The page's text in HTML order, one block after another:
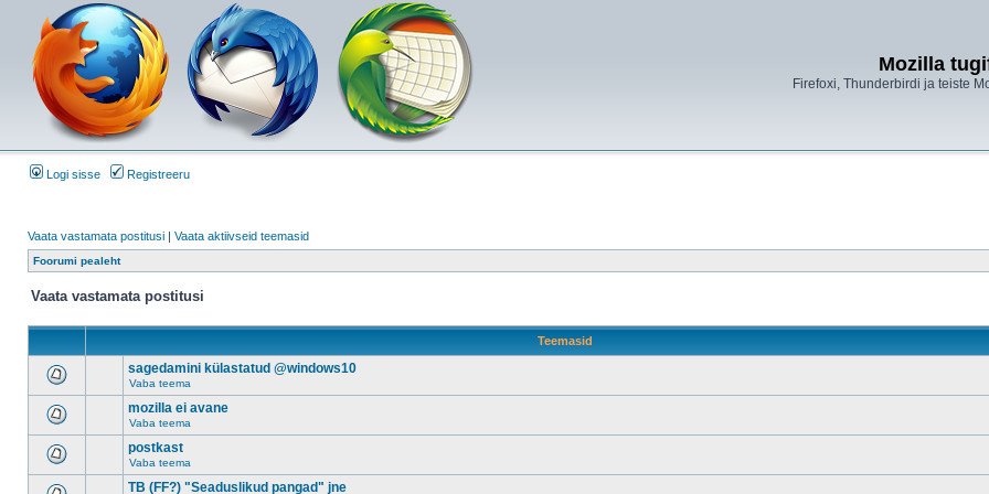
Mozilla
Firefoxi, Thunderbirdi ja teiste
Logi sisse Registreeru
Vaata vastamata postitusi | Vaata aktiivseid teemasid
Foorumi pealeht
Vaata vastamata postitusi
Teemasid
sagedamini külastatud @windows10
Vaba teema
mozilla ei avane
Vaba teema
postkast
Vaba teema
TB (FF?) "Seaduslikud pangad" jne